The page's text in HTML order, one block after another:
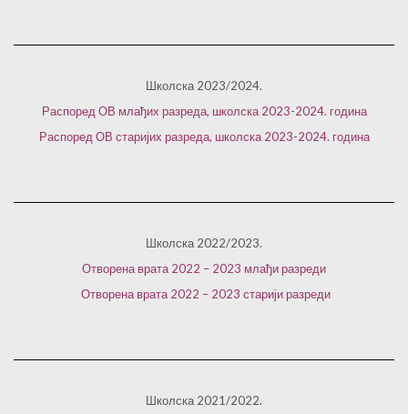
Школска 2023/2024.
Распоред ОВ млађих разреда, школска 2023-2024. година
Распоред ОВ старијих разреда, школска 2023-2024. година
Школска 2022/2023.
Отворена врата 2022 – 2023 млађи разреди
Отворена врата 2022 – 2023 старији разреди
Школска 2021/2022.